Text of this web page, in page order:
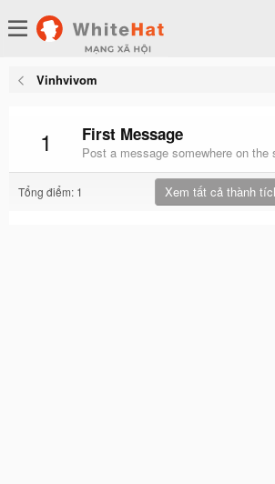
Vinhvivom
1 First Message
Post a message somewhere on
Tổng điểm: 1 Xem tất cả thành